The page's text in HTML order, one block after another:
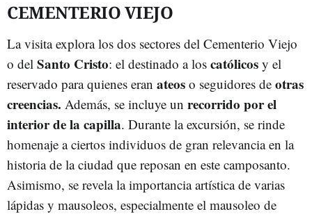
CEMENTERIO VIEJO
La visita explora los dos sectores del Cementerio Viejo
o del Santo Cristo: el destinado a los católicos y el
reservado para quienes eran ateos o seguidores de otras
creencias. Además, se incluye un recorrido por el
interior de la capilla. Durante la excursión, se rinde
homenaje a ciertos individuos de gran relevancia en la
historia de la ciudad que reposan en este camposanto.
Asimismo, se revela la importancia artística de varias
lápidas y mausoleos, especialmente el mausoleo de